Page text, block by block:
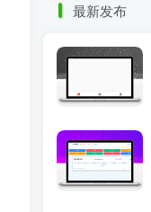
最新发布